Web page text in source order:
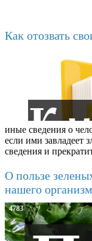
Как отозвать
иные сведения о
если ими завладеет
сведения и
О пользе
нашего
4783